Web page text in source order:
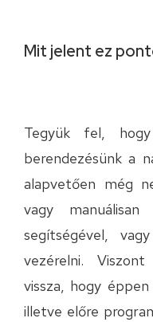
Mit jelent ez
Tegyük fel,
berendezésünk a
alapvetően még
vagy
segítségével,
vezérelni.
vissza, hogy
illetve előre